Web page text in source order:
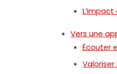
L’impact
Vers une
Écouter